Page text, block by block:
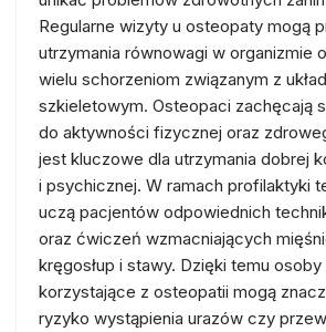
Regularne wizyty u osteopaty mogą
utrzymania równowagi w organizmie
wielu schorzeniom związanym z
szkieletowym. Osteopaci zachęcają
do aktywności fizycznej oraz
jest kluczowe dla utrzymania dobrej
i psychicznej. W ramach profilaktyki
uczą pacjentów odpowiednich
oraz ćwiczeń wzmacniających
kręgosłup i stawy. Dzięki temu osoby
korzystające z osteopatii mogą
ryzyko wystąpienia urazów czy